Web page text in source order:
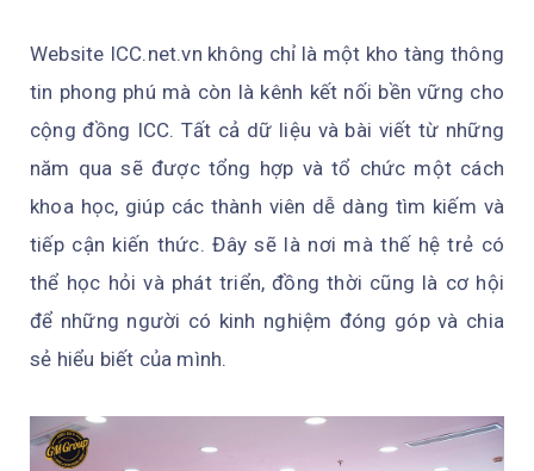
Website ICC.net.vn không chỉ là một kho tàng thông
tin phong phú mà còn là kênh kết nối bền vững cho
cộng đồng ICC. Tất cả dữ liệu và bài viết từ những
năm qua sẽ được tổng hợp và tổ chức một cách
khoa học, giúp các thành viên dễ dàng tìm kiếm và
tiếp cận kiến thức. Đây sẽ là nơi mà thế hệ trẻ có
thể học hỏi và phát triển, đồng thời cũng là cơ hội
để những người có kinh nghiệm đóng góp và chia
sẻ hiểu biết của mình.